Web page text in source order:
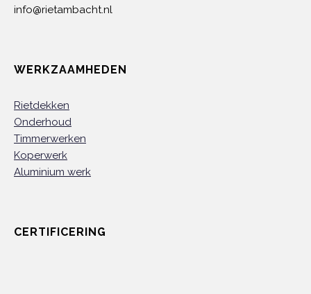
info@rietambacht.nl
WERKZAAMHEDEN
Rietdekken
Onderhoud
Timmerwerken
Koperwerk
Aluminium werk
CERTIFICERING